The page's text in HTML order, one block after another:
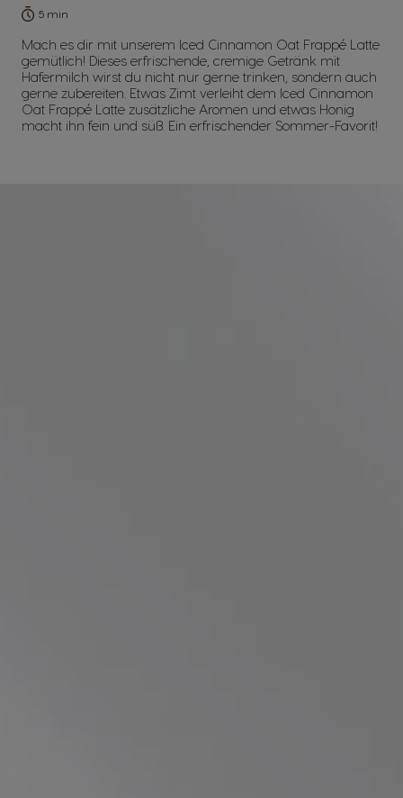
5 min
Mach es dir mit unserem Iced Cinnamon Oat Frappé Latte
gemütlich! Dieses erfrischende, cremige Getränk mit
Hafermilch wirst du nicht nur gerne trinken, sondern auch
gerne zubereiten. Etwas Zimt verleiht dem Iced Cinnamon
Oat Frappé Latte zusätzliche Aromen und etwas Honig
macht ihn fein und süß. Ein erfrischender Sommer-Favorit!